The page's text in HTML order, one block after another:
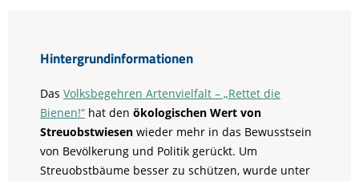
Hintergrundinformationen
Das Volksbegehren Artenvielfalt – „Rettet die
Bienen!“ hat den ökologischen Wert von
Streuobstwiesen wieder mehr in das Bewusstsein
von Bevölkerung und Politik gerückt. Um
Streuobstbäume besser zu schützen, wurde unter